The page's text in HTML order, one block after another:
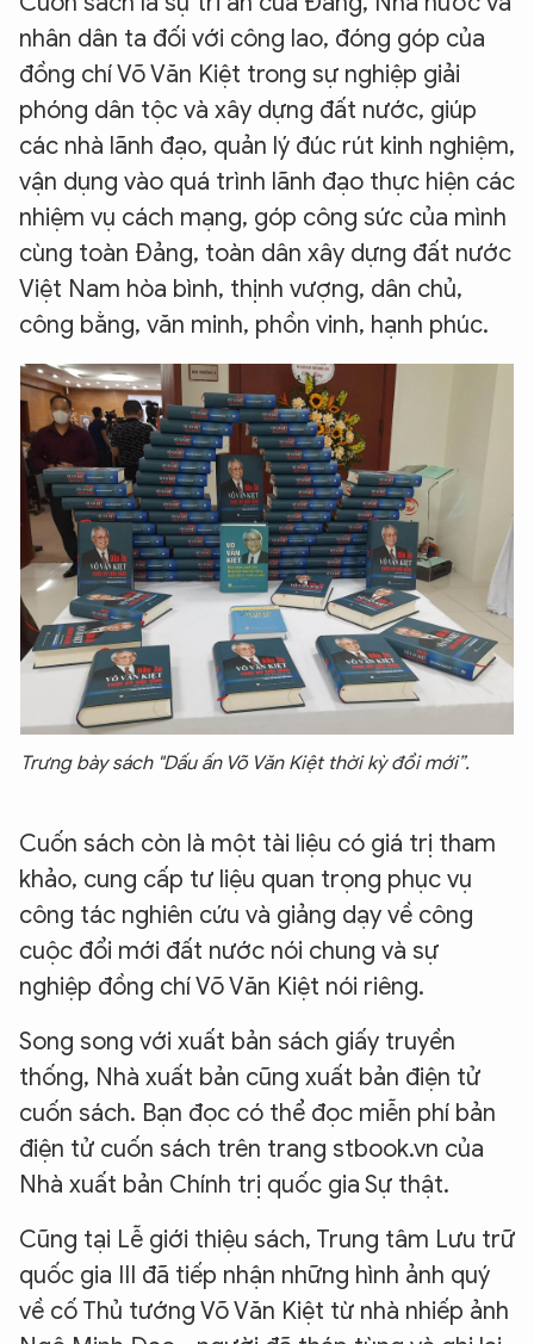
nhân dân ta đối với công lao, đóng góp của
đồng chí Võ Văn Kiệt trong sự nghiệp giải
phóng dân tộc và xây dựng đất nước, giúp
các nhà lãnh đạo, quản lý đúc rút kinh nghiệm,
vận dụng vào quá trình lãnh đạo thực hiện các
nhiệm vụ cách mạng, góp công sức của mình
cùng toàn Đảng, toàn dân xây dựng đất nước
Việt Nam hòa bình, thịnh vượng, dân chủ,
công bằng, văn minh, phồn vinh, hạnh phúc.
Trưng bày sách "Dấu ấn Võ Văn Kiệt thời kỳ đổi mới”.
Cuốn sách còn là một tài liệu có giá trị tham
khảo, cung cấp tư liệu quan trọng phục vụ
công tác nghiên cứu và giảng dạy về công
cuộc đổi mới đất nước nói chung và sự
nghiệp đồng chí Võ Văn Kiệt nói riêng.
Song song với xuất bản sách giấy truyền
thống, Nhà xuất bản cũng xuất bản điện tử
cuốn sách. Bạn đọc có thể đọc miễn phí bản
điện tử cuốn sách trên trang stbook.vn của
Nhà xuất bản Chính trị quốc gia Sự thật.
Cũng tại Lễ giới thiệu sách, Trung tâm Lưu trữ
quốc gia III đã tiếp nhận những hình ảnh quý
về cố Thủ tướng Võ Văn Kiệt từ nhà nhiếp ảnh